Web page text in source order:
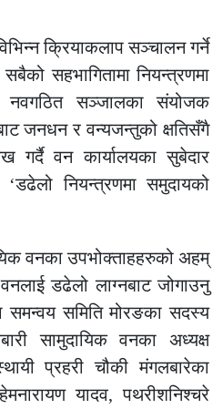
क्रियाकलाप सञ्चालन गर्ने
सहभागितामा नियन्त्रणमा
नवगठित सञ्जालका संयोजक
जनधन र वन्यजन्तुको क्षतिसँगै
गर्दै वन कार्यालयका सुबेदार
नियन्त्रणमा समुदायको
वनका उपभोक्ताहहरुको अहम्
डढेलो लाग्नबाट जोगाउनु
समन्वय समिति मोरङका सदस्य
सामुदायिक वनका अध्यक्ष
प्रहरी चौकी मंगलबारेका
यादव, पथरीशनिश्चरे